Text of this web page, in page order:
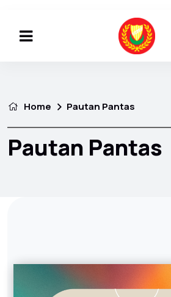
Home Pautan Pantas
Pautan Pantas